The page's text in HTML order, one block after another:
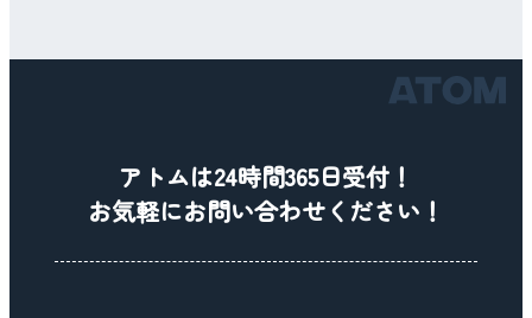
アトムは24時間365日受付！
お気軽にお問い合わせください！